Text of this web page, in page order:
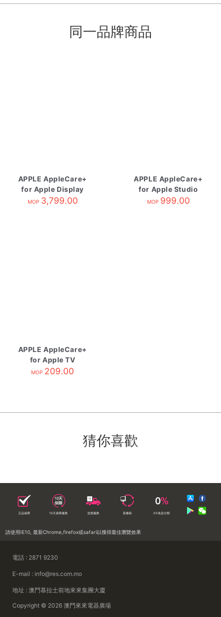
同一品牌商品
APPLE AppleCare+
for Apple Display
MOP 3,799.00
APPLE AppleCare+
for Apple Studio
Display
MOP 999.00
APPLE AppleCare+
for Apple TV
MOP 209.00
猜你喜歡
正品保障 10天保障服務 送貨服務 落樓易 0%免息分期
請使用IE10, 最新Chrome,firefox或safari以獲得最佳瀏覽效果
電話 : 2871 9230
E-mail : info@res.com.mo
地址 : 澳門慕拉士前地來來集團大廈
Copyright © 2026 澳門來來電器廣場